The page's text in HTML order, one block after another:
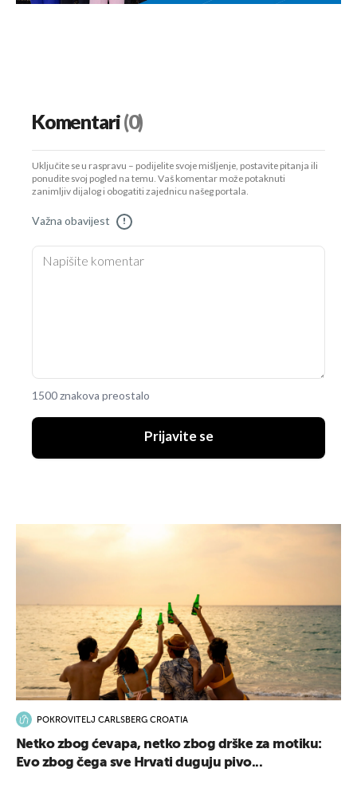
Komentari(0)
Uključite se u raspravu – podijelite svoje mišljenje, postavite pitanja ili
ponudite svoj pogled na temu. Vaš komentar može potaknuti
zanimljiv dijalog i obogatiti zajednicu našeg portala.
Važna obavijest !
1500 znakova preostalo
Prijavite se
POKROVITELJ CARLSBERG CROATIA
Netko zbog ćevapa, netko zbog drške za motiku:
Evo zbog čega sve Hrvati duguju pivo...